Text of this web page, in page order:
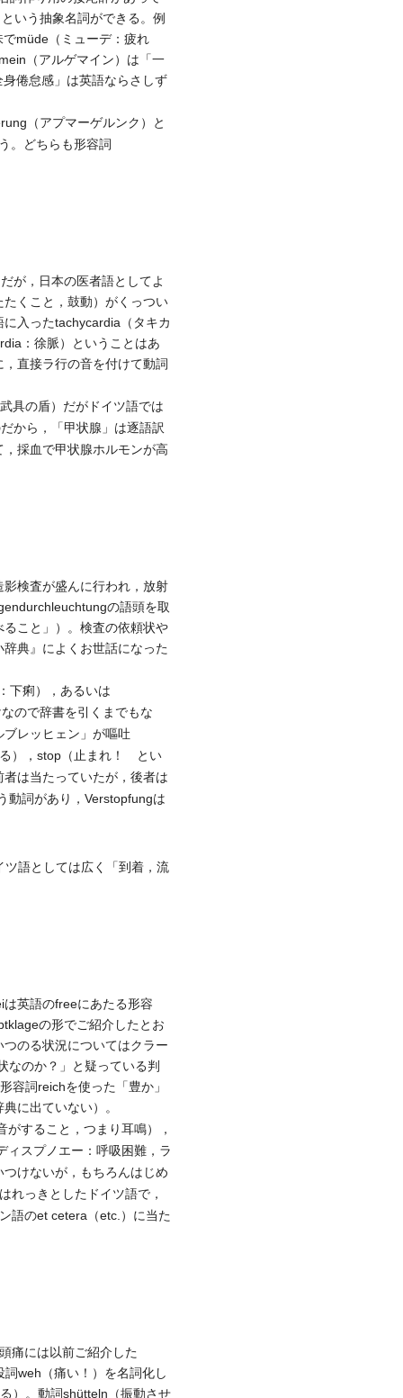
いう抽象名詞ができる。例
müde（ミューデ：疲れ
（アルゲマイン）は「一
倦怠感」は英語ならさしず
（アプマーゲルンク）と
。どちらも形容詞
が，日本の医者語としてよ
くこと，鼓動）がくっつい
入ったtachycardia（タキカ
：徐脈）ということはあ
直接ラ行の音を付けて動詞
具の盾）だがドイツ語では
から，「甲状腺」は逐語訳
採血で甲状腺ホルモンが高
検査が盛んに行われ，放射
の語頭を取
こと」）。検査の依頼状や
典』によくお世話になった
下痢），あるいは
ので辞書を引くまでもな
レッヒェン」が嘔吐
る），stop（止まれ！ とい
は当たっていたが，後者は
動詞があり，Verstopfungは
語としては広く「到着，流
英語のfreeにあたる形容
の形でご紹介したとお
のる状況についてはクラー
なのか？」と疑っている判
容詞reichを使った「豊か」
に出ていない）。
すること，つまり耳鳴），
ィスプノエー：呼吸困難，ラ
けないが，もちろんはじめ
れっきとしたドイツ語で，
語のet cetera（etc.）に当た
痛には以前ご紹介した
weh（痛い！）を名詞化し
）。動詞shütteln（振動させ